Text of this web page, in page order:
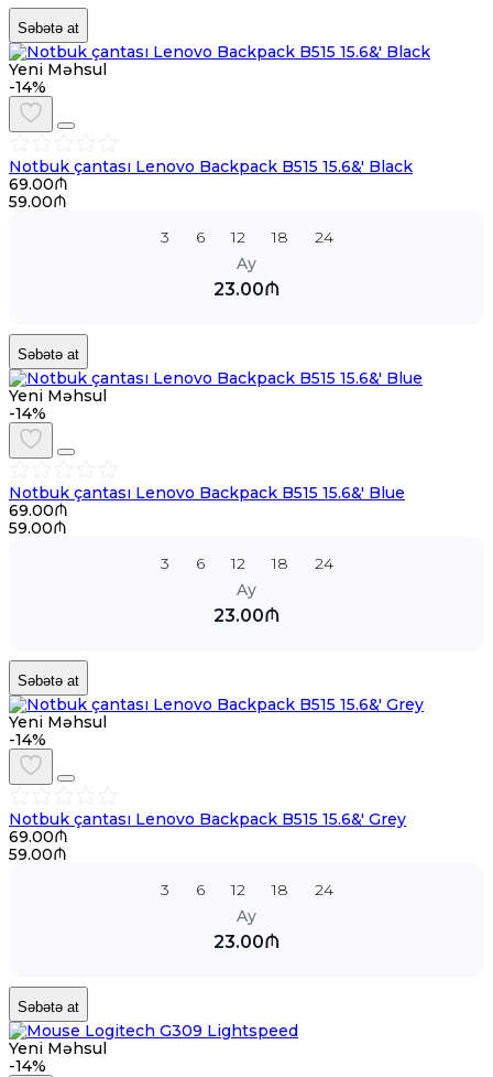
Səbətə at
Yeni Məhsul
-14%
Notbuk çantası Lenovo Backpack B515 15.6&' Black
69.00₼
59.00₼
3
6 12 18
24
Ay
23.00₼
Səbətə at
Yeni Məhsul
-14%
Notbuk çantası Lenovo Backpack B515 15.6&' Blue
69.00₼
59.00₼
3
6 12 18
24
Ay
23.00₼
Səbətə at
Yeni Məhsul
-14%
Notbuk çantası Lenovo Backpack B515 15.6&' Grey
69.00₼
59.00₼
3
6 12 18
24
Ay
23.00₼
Səbətə at
Yeni Məhsul
-14%